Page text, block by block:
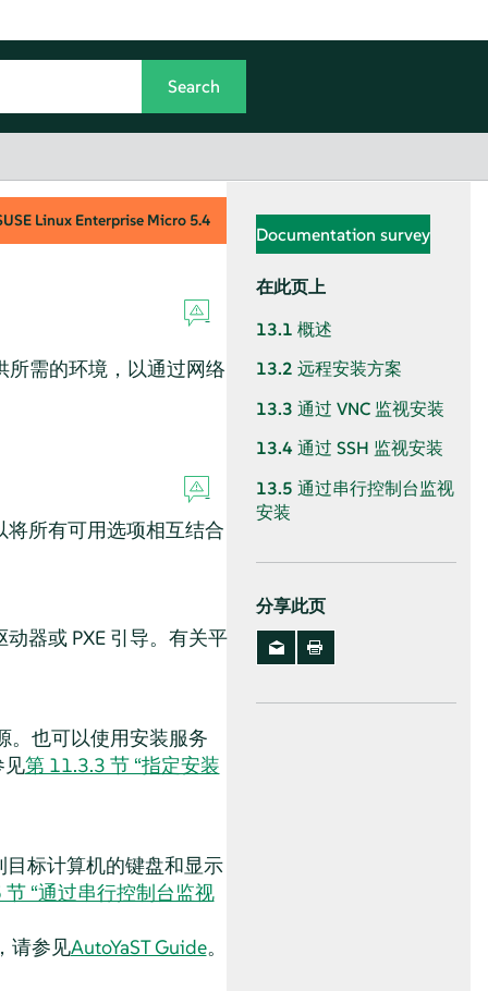
Linux Enterprise Micro 5.4
需的环境，以通过网络
所有可用选项相互结合
器或 PXE 引导。有关平
。也可以使用安装服务
见第 11.3.3 节 “指定安装
目标计算机的键盘和显示
“通过串行控制台监视
请参见AutoYaST Guide。
Documentation survey
在此页上
13.1 概述
13.2 远程安装方案
13.3 通过 VNC 监视安装
13.4 通过 SSH 监视安装
13.5 通过串行控制台监视
安装
分享此页